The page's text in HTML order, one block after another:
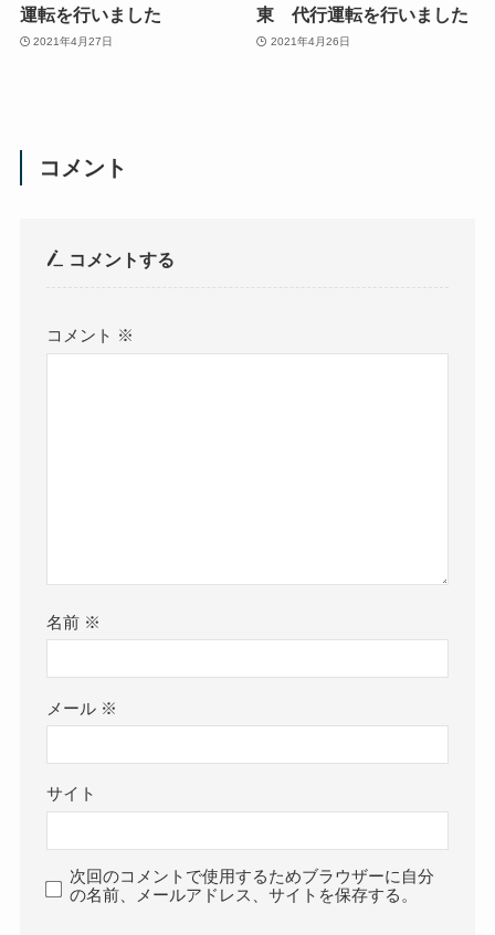
運転を行いました
2021年4月27日
東 代行運転を行いました
2021年4月26日
コメント
コメントする
コメント ※
名前 ※
メール ※
サイト
次回のコメントで使用するためブラウザーに自分
の名前、メールアドレス、サイトを保存する。